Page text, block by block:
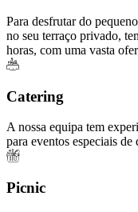
Para desfrutar do
no seu terraço privado,
horas, com uma vasta
Catering
A nossa equipa tem
para eventos especiais
Picnic